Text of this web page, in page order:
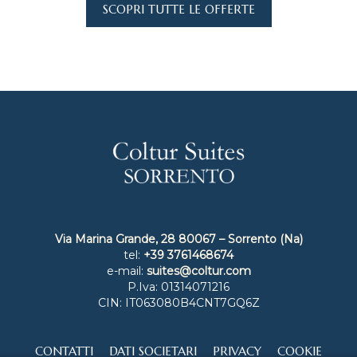
SCOPRI TUTTE LE OFFERTE
Via Marina Grande, 28 80067 – Sorrento (Na)
tel: +39 3761468674
e-mail: suites@coltur.com
P.Iva: 01314071216
CIN: IT063080B4CNT7GQ6Z
CONTATTI DATI SOCIETARI PRIVACY COOKIE